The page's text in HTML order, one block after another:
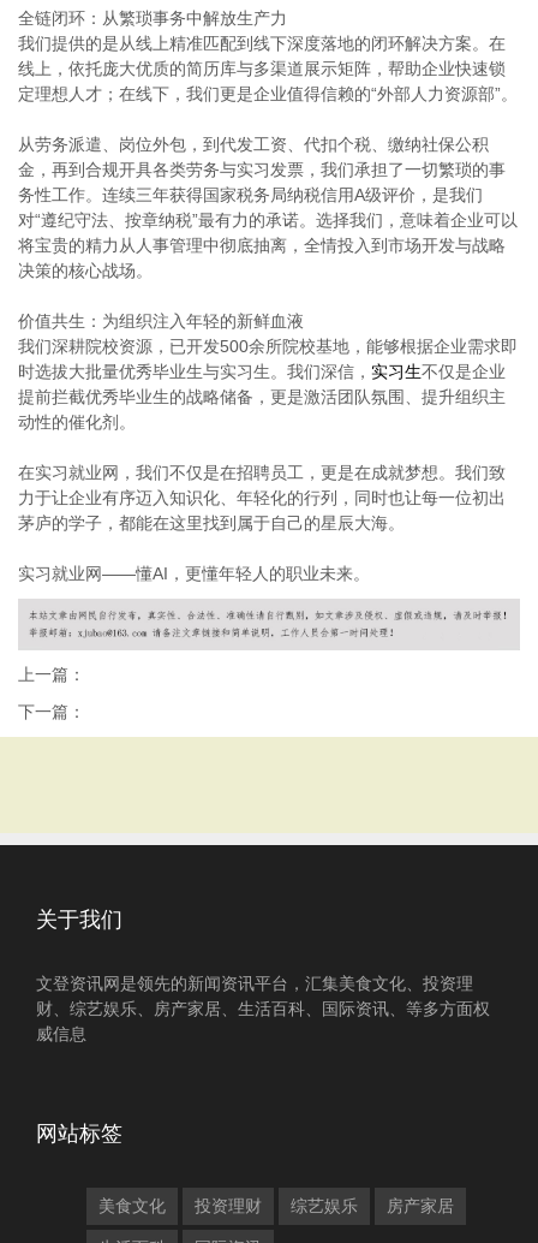
全链闭环：从繁琐事务中解放生产力
我们提供的是从线上精准匹配到线下深度落地的闭环解决方案。在
线上，依托庞大优质的简历库与多渠道展示矩阵，帮助企业快速锁
定理想人才；在线下，我们更是企业值得信赖的“外部人力资源部”。
从劳务派遣、岗位外包，到代发工资、代扣个税、缴纳社保公积
金，再到合规开具各类劳务与实习发票，我们承担了一切繁琐的事
务性工作。连续三年获得国家税务局纳税信用A级评价，是我们
对“遵纪守法、按章纳税”最有力的承诺。选择我们，意味着企业可以
将宝贵的精力从人事管理中彻底抽离，全情投入到市场开发与战略
决策的核心战场。
价值共生：为组织注入年轻的新鲜血液
我们深耕院校资源，已开发500余所院校基地，能够根据企业需求即
时选拔大批量优秀毕业生与实习生。我们深信， 实习生不仅是企业
提前拦截优秀毕业生的战略储备，更是激活团队氛围、提升组织主
动性的催化剂。
在实习就业网，我们不仅是在招聘员工，更是在成就梦想。我们致
力于让企业有序迈入知识化、年轻化的行列，同时也让每一位初出
茅庐的学子，都能在这里找到属于自己的星辰大海。
实习就业网——懂AI，更懂年轻人的职业未来。
上一篇：
下一篇：
关于我们
文登资讯网是领先的新闻资讯平台，汇集美食文化、投资理
财、综艺娱乐、房产家居、生活百科、国际资讯、等多方面权
威信息
网站标签
美食文化 投资理财 综艺娱乐 房产家居